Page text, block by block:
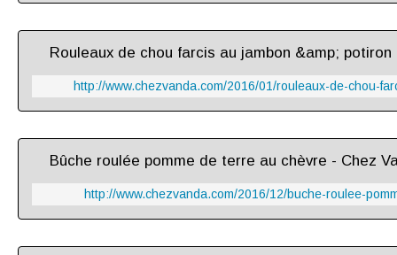
Rouleaux de chou farcis au jambon &amp; potiron
http://www.chezvanda.com/2016/01/rouleaux-de-chou-
Bûche roulée pomme de terre au chèvre - Chez
http://www.chezvanda.com/2016/12/buche-roulee-